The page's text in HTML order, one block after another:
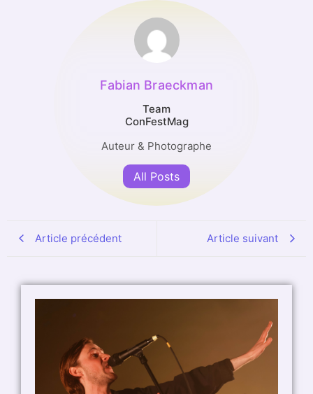
Fabian Braeckman
Team
ConFestMag
Auteur & Photographe
All Posts
Article précédent Article suivant